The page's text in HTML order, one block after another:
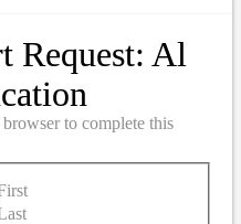
Request: Al
to complete this